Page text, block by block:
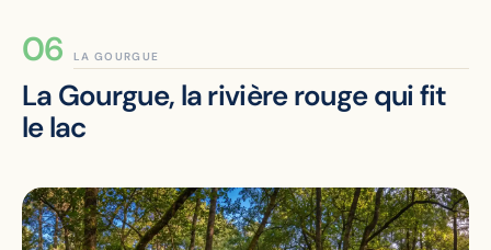
LA GOURGUE
La Gourgue, la rivière rouge qui fit
le lac